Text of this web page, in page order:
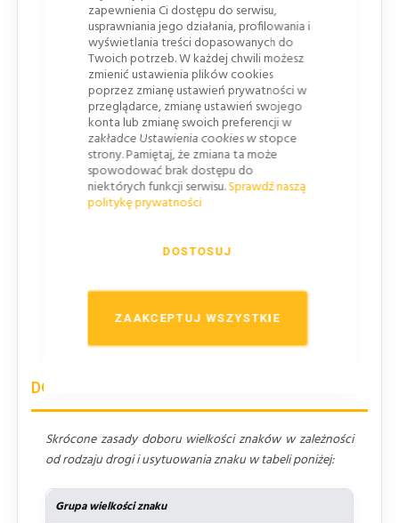
zapewnienia Ci dostępu do serwisu,
usprawniania jego działania, profilowania i
wyświetlania treści dopasowanych do
Twoich potrzeb. W każdej chwili możesz
zmienić ustawienia plików cookies
poprzez zmianę ustawień prywatności w
przeglądarce, zmianę ustawień swojego
konta lub zmianę swoich preferencji w
zakładce Ustawienia cookies w stopce
strony. Pamiętaj, że zmiana ta może
spowodować brak dostępu do
niektórych funkcji serwisu.Sprawdź naszą
politykę prywatności
ZAAKCEPTUJ WSZYSTKIE
DOSTOSUJ
Obciążenie skupione
Pionowe PL2, Poziome PL0
Częściowy współczynnik bezpieczeństwa
Współczynnik odblasku
SP1, Stal, powlekana ogniowo i lakierowana
DOBÓR WIELKOŚCI ZNAKÓW DROGOWYCH
Skrócone zasady doboru wielkości znaków w zależności
od rodzaju drogi i usytuowania znaku w tabeli poniżej:
Grupa wielkości znaku